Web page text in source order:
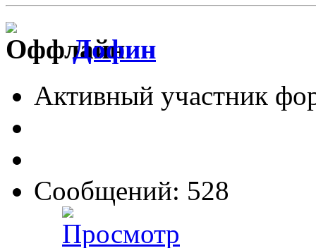
Дофин
Активный участник
Сообщений: 528